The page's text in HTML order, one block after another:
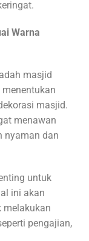
Warna
masjid
masjid.
menawan
nyaman dan
untuk
ini akan
melakukan
pengajian,